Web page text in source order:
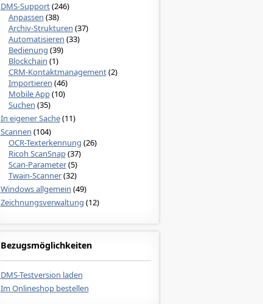
DMS-Support(246)
Anpassen (38)
Archiv-Strukturen (37)
Automatisieren (33)
Bedienung (39)
Blockchain (1)
CRM-Kontaktmanagement(2)
Importieren (46)
Mobile App(10)
Suchen (35)
In eigener Sache(11)
Scannen (104)
OCR-Texterkennung (26)
Ricoh ScanSnap(37)
Scan-Parameter(5)
Twain-Scanner(32)
Windows allgemein (49)
Zeichnungsverwaltung (12)
Bezugsmöglichkeiten
DMS-Testversion laden
Im Onlineshop bestellen